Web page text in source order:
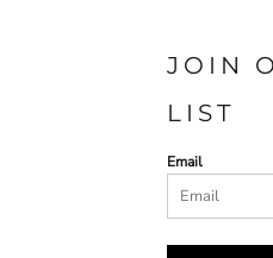
JOIN
LIST
Email